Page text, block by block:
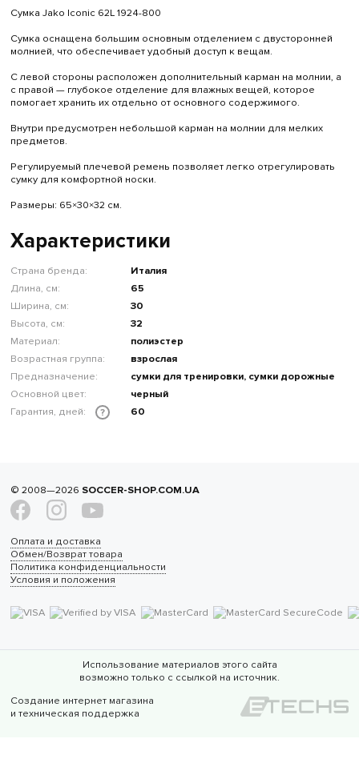
Сумка Jako Iconic 62L 1924-800
Сумка оснащена большим основным отделением с двусторонней
молнией, что обеспечивает удобный доступ к вещам.
С левой стороны расположен дополнительный карман на молнии, а
с правой — глубокое отделение для влажных вещей, которое
помогает хранить их отдельно от основного содержимого.
Внутри предусмотрен небольшой карман на молнии для мелких
предметов.
Регулируемый плечевой ремень позволяет легко отрегулировать
сумку для комфортной носки.
Размеры: 65×30×32 см.
Характеристики
Страна бренда:
Италия
Длина, см:
65
Ширина, см:
30
Высота, см:
32
Материал:
полиэстер
Возрастная группа:
взрослая
Предназначение:
сумки для тренировки, сумки дорожные
Основной цвет:
черный
Гарантия, дней:
? 60
© 2008—2026 SOCCER-SHOP.COM.UA
Оплата и доставка
Обмен/Возврат товара
Политика конфиденциальности
Условия и положения
Использование материалов этого сайта
возможно только с ссылкой на источник.
Создание интернет магазина
и техническая поддержка